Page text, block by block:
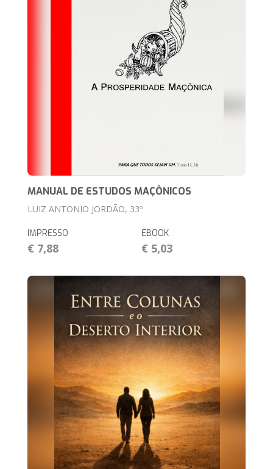
MANUAL DE ESTUDOS MAÇÔNICOS
LUIZ ANTONIO JORDÃO, 33º
IMPRESSO
€ 7,88
EBOOK
€ 5,03